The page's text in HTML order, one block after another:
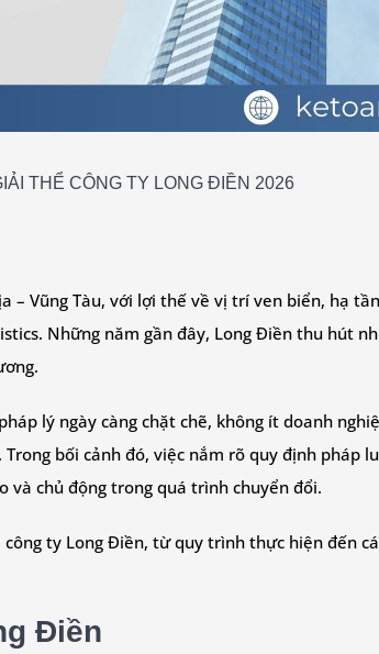
THỂ CÔNG TY LONG ĐIỀN 2026
Vũng Tàu, với lợi thế về vị trí ven biển, hạ
Những năm gần đây, Long Điền thu hút
lý ngày càng chặt chẽ, không ít doanh
bối cảnh đó, việc nắm rõ quy định pháp
chủ động trong quá trình chuyển đổi.
ty Long Điền, từ quy trình thực hiện đến
Điền